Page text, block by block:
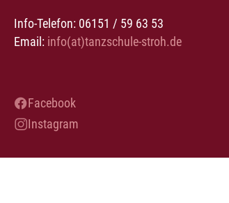
Info-Telefon: 06151 / 59 63 53
Email: info(at)tanzschule-stroh.de
Facebook
Instagram